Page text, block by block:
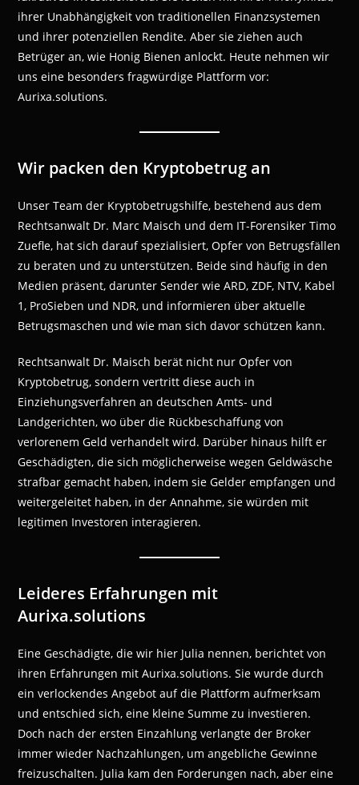
ihrer Unabhängigkeit von traditionellen Finanzsystemen
und ihrer potenziellen Rendite. Aber sie ziehen auch
Betrüger an, wie Honig Bienen anlockt. Heute nehmen wir
uns eine besonders fragwürdige Plattform vor:
Aurixa.solutions.
Wir packen den Kryptobetrug an
Unser Team der Kryptobetrugshilfe, bestehend aus dem
Rechtsanwalt Dr. Marc Maisch und dem IT-Forensiker Timo
Zuefle, hat sich darauf spezialisiert, Opfer von Betrugsfällen
zu beraten und zu unterstützen. Beide sind häufig in den
Medien präsent, darunter Sender wie ARD, ZDF, NTV, Kabel
1, ProSieben und NDR, und informieren über aktuelle
Betrugsmaschen und wie man sich davor schützen kann.
Rechtsanwalt Dr. Maisch berät nicht nur Opfer von
Kryptobetrug, sondern vertritt diese auch in
Einziehungsverfahren an deutschen Amts- und
Landgerichten, wo über die Rückbeschaffung von
verlorenem Geld verhandelt wird. Darüber hinaus hilft er
Geschädigten, die sich möglicherweise wegen Geldwäsche
strafbar gemacht haben, indem sie Gelder empfangen und
weitergeleitet haben, in der Annahme, sie würden mit
legitimen Investoren interagieren.
Leideres Erfahrungen mit
Aurixa.solutions
Eine Geschädigte, die wir hier Julia nennen, berichtet von
ihren Erfahrungen mit Aurixa.solutions. Sie wurde durch
ein verlockendes Angebot auf die Plattform aufmerksam
und entschied sich, eine kleine Summe zu investieren.
Doch nach der ersten Einzahlung verlangte der Broker
immer wieder Nachzahlungen, um angebliche Gewinne
freizuschalten. Julia kam den Forderungen nach, aber eine